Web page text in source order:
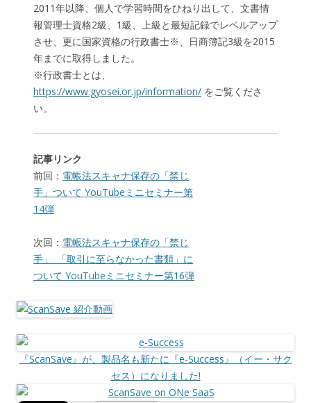
2011年以降、個人で学習時間をひねり出して、文書情
報管理士資格2級、1級、上級と最短記録でレベルアップ
させ、更に国家資格の行政書士※、日商簿記3級を2015
年までに取得しました。
※行政書士とは、
https://www.gyosei.or.jp/information/ をご覧くださ
い。
記事リンク
前回： 電帳法スキャナ保存の「禁じ
手」ついて YouTubeミニセミナー第
14弾
次回： 電帳法スキャナ保存の「禁じ
手」_「取引に至らなかった書類」に
ついて YouTubeミニセミナー第16弾
『ScanSave』が、製品名も新たに『e-Success』（イー・サク
セス）になりました!